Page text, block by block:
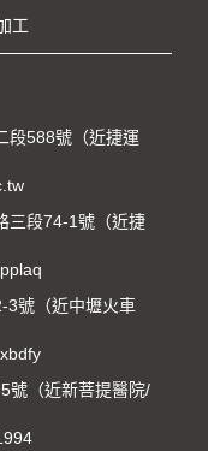
工
段588號（近捷運
三段74-1號（近捷
3號（近中壢火車
號（近新菩提醫院/